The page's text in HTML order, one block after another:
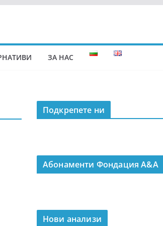
ЗА НАС
Подкрепeте ни
Абонаменти Фондация А&A
Нови анализи